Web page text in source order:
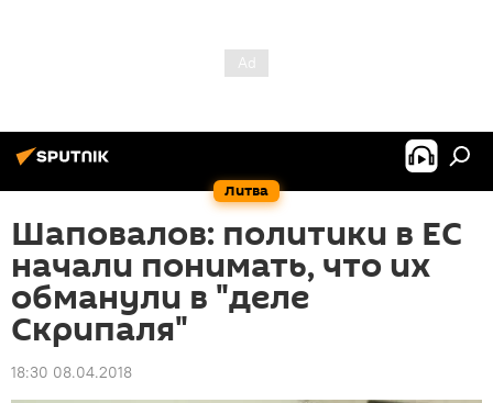
Литва
Шаповалов: политики в ЕС
начали понимать, что их
обманули в "деле
Скрипаля"
18:30 08.04.2018